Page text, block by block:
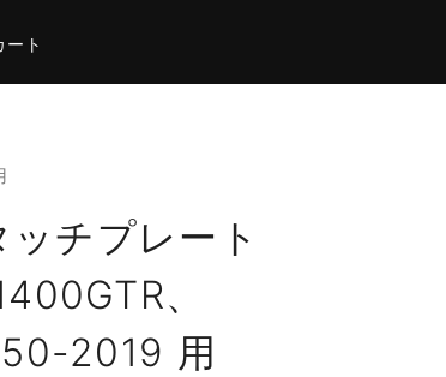
ート
チプレート
、
2019 用